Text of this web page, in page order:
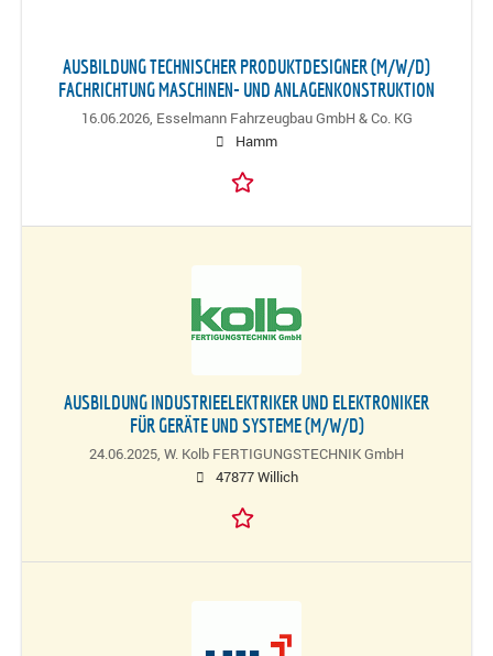
AUSBILDUNG TECHNISCHER PRODUKTDESIGNER (M/W/D)
FACHRICHTUNG MASCHINEN- UND ANLAGENKONSTRUKTION
16.06.2026, Esselmann Fahrzeugbau GmbH & Co. KG
Hamm
AUSBILDUNG INDUSTRIEELEKTRIKER UND ELEKTRONIKER
FÜR GERÄTE UND SYSTEME (M/W/D)
24.06.2025, W. Kolb FERTIGUNGSTECHNIK GmbH
47877 Willich